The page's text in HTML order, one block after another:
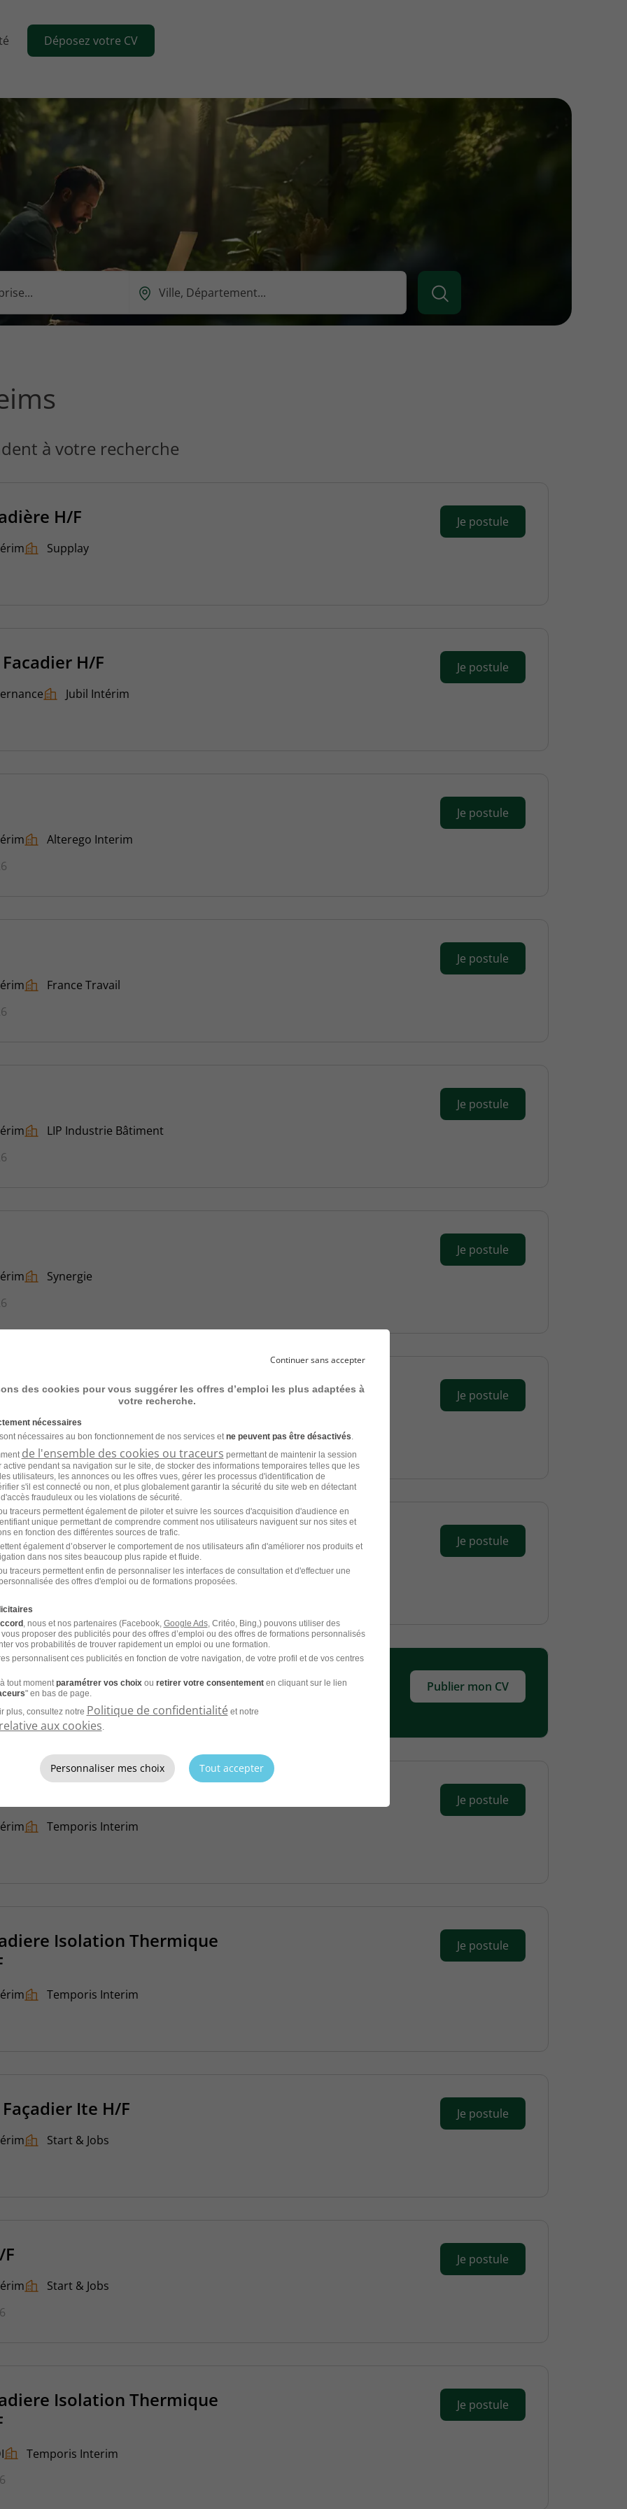
Déposez votre CV
Ou
ce
à votre recherche
H/F
Supplay
Je postule
H/F
Jubil Intérim
Je postule
Alterego Interim
Je postule
France Travail
Je postule
LIP Industrie Bâtiment
Je postule
Synergie
Je postule
Temporis Interim
Je postule
H/F
AGEMPLOI
Je postule
et laissez les recruteurs venir à
Publier mon CV
Temporis Interim
Je postule
Isolation Thermique
Temporis Interim
Je postule
Ite H/F
Start & Jobs
Je postule
Start & Jobs
Je postule
Isolation Thermique
Temporis Interim
Je postule
Continuer sans accepter
des cookies pour vous suggérer les offres d’emploi les plus adaptées à
votre recherche.
nécessaires
nécessaires au bon fonctionnement de nos services et ne peuvent pas être désactivés
de l'ensemble des cookies ou traceurs permettant de maintenir la session
active pendant sa navigation sur le site, de stocker des informations temporaires telles que les
utilisateurs, les annonces ou les offres vues, gérer les processus d'identification de
s'il est connecté ou non, et plus globalement garantir la sécurité du site web en détectant
frauduleux ou les violations de sécurité.
traceurs permettent également de piloter et suivre les sources d'acquisition d'audience en
unique permettant de comprendre comment nos utilisateurs naviguent sur nos sites et
en fonction des différentes sources de trafic.
également d’observer le comportement de nos utilisateurs afin d'améliorer nos produits et
dans nos sites beaucoup plus rapide et fluide.
traceurs permettent enfin de personnaliser les interfaces de consultation et d'effectuer une
des offres d'emploi ou de formations proposées.
, nous et nos partenaires (Facebook, Google Ads, Critéo, Bing,) pouvons utiliser des
proposer des publicités pour des offres d’emploi ou des offres de formations personnalisés
vos probabilités de trouver rapidement un emploi ou une formation.
personnalisent ces publicités en fonction de votre navigation, de votre profil et de vos centres
tout moment paramétrer vos choixou retirer votre consentementen cliquant sur le lien
" en bas de page.
plus, consultez notre Politique de confidentialité et notre
aux cookies
Personnaliser mes choix Tout accepter